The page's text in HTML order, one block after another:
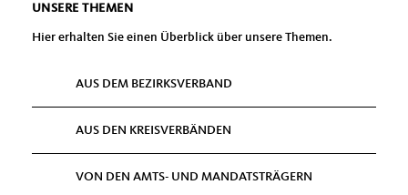
UNSERE THEMEN
Hier erhalten Sie einen Überblick über unsere Themen.
AUS DEM BEZIRKSVERBAND
AUS DEN KREISVERBÄNDEN
VON DEN AMTS- UND MANDATSTRÄGERN